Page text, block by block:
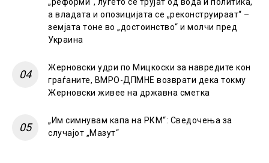
а владата и опозицијата се „реконструираат“ –
земјата тоне во „достоинство“ и молчи пред
Украина
Жерновски удри по Мицкоски за навредите кон
граѓаните, ВМРО-ДПМНЕ возврати дека токму
Жерновски живее на државна сметка
„Им симнувам капа на РКМ“: Сведочења за
случајот „Мазут“